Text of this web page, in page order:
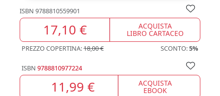
ISBN 9788810559901
17,10 € ACQUISTA
LIBRO CARTACEO
PREZZO COPERTINA:18,00 € SCONTO:5%
ISBN 9788810977224
11,99 € ACQUISTA
EBOOK